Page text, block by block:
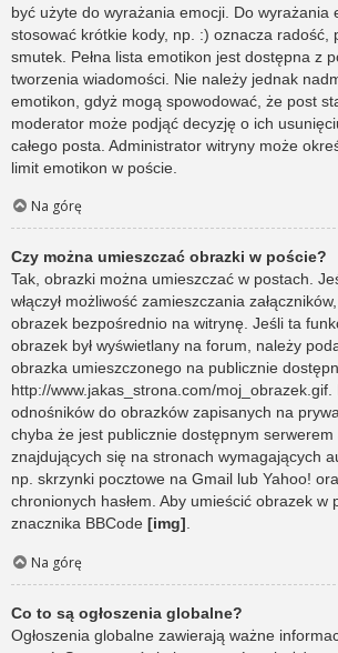
być użyte do wyrażania emocji. Do wyrażania
stosować krótkie kody, np. :) oznacza radość,
smutek. Pełna lista emotikon jest dostępna z
tworzenia wiadomości. Nie należy jednak
emotikon, gdyż mogą spowodować, że post
moderator może podjąć decyzję o ich
całego posta. Administrator witryny może
limit emotikon w poście.
Na górę
Czy można umieszczać obrazki w poście?
Tak, obrazki można umieszczać w postach.
włączył możliwość zamieszczania
obrazek bezpośrednio na witrynę. Jeśli ta
obrazek był wyświetlany na forum, należy
obrazka umieszczonego na publicznie
http://www.jakas_strona.com/
odnośników do obrazków zapisanych na
chyba że jest publicznie dostępnym
znajdujących się na stronach wymagających
np. skrzynki pocztowe na Gmail lub Yahoo!
chronionych hasłem. Aby umieścić obrazek w
znacznika BBCode [img].
Na górę
Co to są ogłoszenia globalne?
Ogłoszenia globalne zawierają ważne